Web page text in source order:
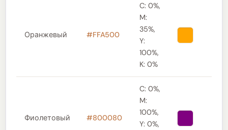
Оранжевый #FFA500
C: 0%,
M:
35%,
Y:
100%,
K: 0%
Фиолетовый #800080
C: 0%,
M:
100%,
Y: 0%,